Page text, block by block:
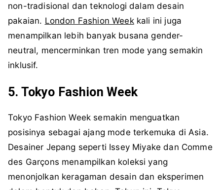
non-tradisional dan teknologi dalam desain
pakaian. London Fashion Weekkali ini juga
menampilkan lebih banyak busana gender-
neutral, mencerminkan tren mode yang semakin
inklusif.
5. Tokyo Fashion Week
Tokyo Fashion Week semakin menguatkan
posisinya sebagai ajang mode terkemuka di Asia.
Desainer Jepang seperti Issey Miyake dan Comme
des Garçons menampilkan koleksi yang
menonjolkan keragaman desain dan eksperimen